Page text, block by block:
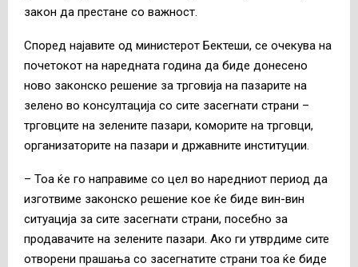
закон да престане со важност.
Според најавите од министерот Бектеши, се очекува на
почетокот на наредната година да биде донесено
ново законско решение за трговија на пазарите на
зелено во консултација со сите засегнати страни –
трговците на зелените пазари, коморите на трговци,
организаторите на пазари и државните институции.
– Тоа ќе го направиме со цел во наредниот период да
изготвиме законско решение кое ќе биде вин-вин
ситуација за сите засегнати страни, посебно за
продавачите на зелените пазари. Ако ги утврдиме сите
отворени прашања со засегнатите страни тоа ќе биде